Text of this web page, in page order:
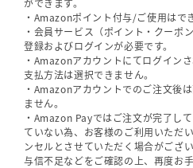
ができます。
・Amazonポイント付与/ご使用はで
・会員サービス（ポイント・クーポ
登録およびログインが必要です。
・Amazonアカウントにてログイン
支払方法は選択できません。
・Amazonアカウントでのご注文後
ません。
・Amazon Payではご注文が完了し
ていない為、お客様のご利用いただ
ンセルとさせていただく場合がござ
与信不足などをご確認の上、再度お